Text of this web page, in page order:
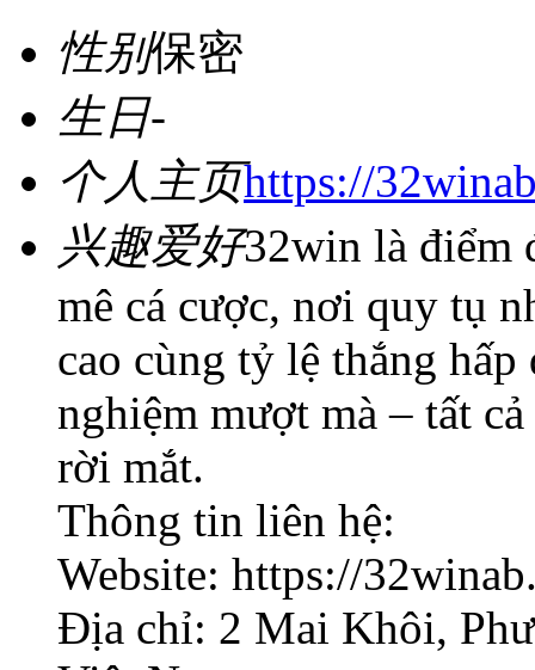
性别保密
生日-
个人主页https://
兴趣爱好32win là điểm
mê cá cược, nơi quy tụ
cao cùng tỷ lệ thắng
nghiệm mượt mà – tất
rời mắt.
Thông tin liên hệ:
Website: https://
Địa chỉ: 2 Mai Khôi,